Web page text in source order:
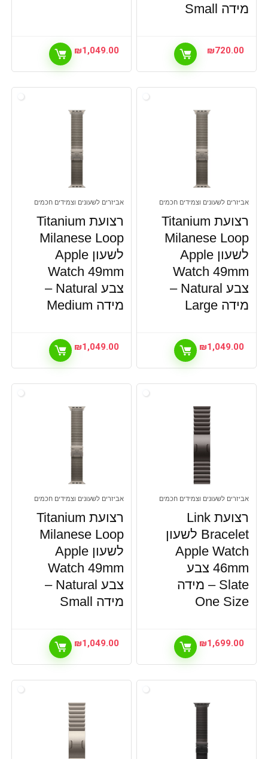
מידה Small
₪720.00
₪1,049.00
אביזרים לשעונים וצמידים חכמים
רצועת Titanium
Milanese Loop
לשעון Apple
Watch 49mm
צבע Natural –
מידה Large
₪1,049.00
אביזרים לשעונים וצמידים חכמים
רצועת Titanium
Milanese Loop
לשעון Apple
Watch 49mm
צבע Natural –
מידה Medium
₪1,049.00
אביזרים לשעונים וצמידים חכמים
רצועת Link
Bracelet לשעון
Apple Watch
46mm צבע
Slate – מידה
One Size
₪1,699.00
אביזרים לשעונים וצמידים חכמים
רצועת Titanium
Milanese Loop
לשעון Apple
Watch 49mm
צבע Natural –
מידה Small
₪1,049.00